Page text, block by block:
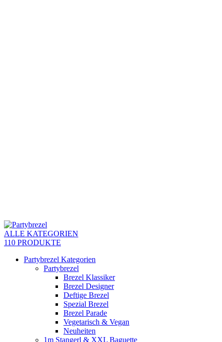
ALLE KATEGORIEN
110 PRODUKTE
Partybrezel Kategorien
Partybrezel
Brezel Klassiker
Brezel Designer
Deftige Brezel
Spezial Brezel
Brezel Parade
Vegetarisch & Vegan
Neuheiten
1m Stangerl & XXL Baguette